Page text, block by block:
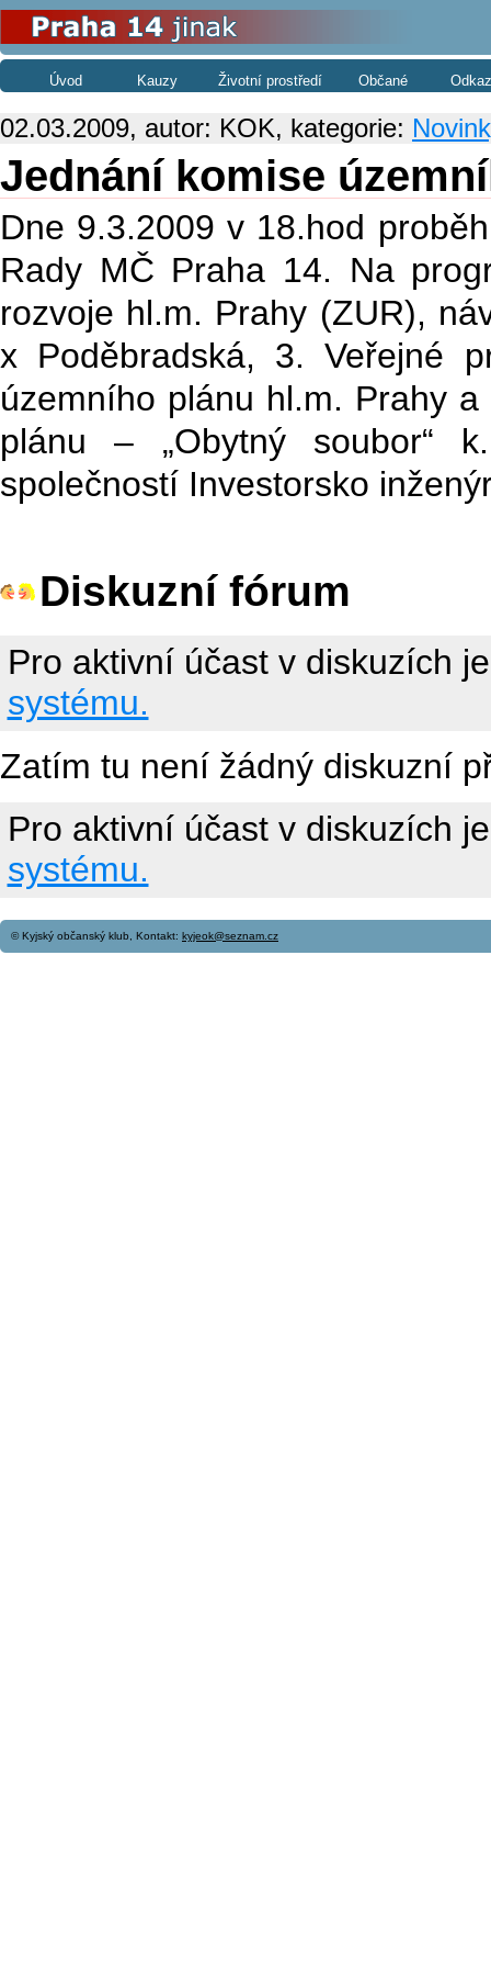
Úvod Kauzy Životní prostředí Občané
02.03.2009, autor: KOK, kategorie:
Jednání komise
Dne 9.3.2009 v 18.hod
Rady MČ Praha 14. Na
rozvoje hl.m. Prahy (ZUR),
x Poděbradská, 3. Veřejné
územního plánu hl.m. Prahy
plánu – „Obytný soubor“
společností Investorsko
Diskuzní fórum
Pro aktivní účast v diskuzích
systému.
Zatím tu není žádný diskuzní
Pro aktivní účast v diskuzích
systému.
© Kyjský občanský klub, Kontakt: kyjeok@seznam.cz